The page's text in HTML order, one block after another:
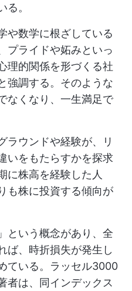
る。
や数学に根ざしている
プライドや妬みといっ
理的関係を形づくる社
強調する。そのような
なくなり、一生満足で
ラウンドや経験が、リ
いをもたらすかを探求
に株高を経験した人
も株に投資する傾向が
という概念があり、全
ば、時折損失が発生し
ている。ラッセル3000
者は、同インデックス